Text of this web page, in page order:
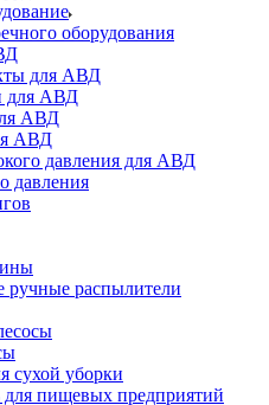
оборудования
для АВД
для АВД
АВД
АВД
давления для АВД
давления
ручные распылители
сухой уборки